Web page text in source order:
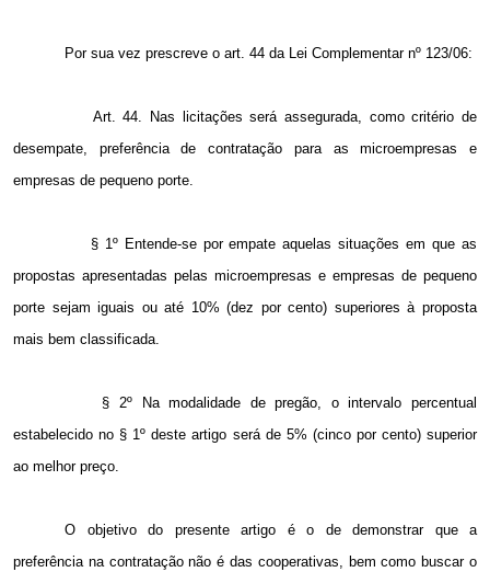
Por sua vez prescreve o art. 44 da Lei Complementar nº 123/06:
Art. 44. Nas licitações será assegurada, como critério de
desempate, preferência de contratação para as microempresas e
empresas de pequeno porte.
§ 1º Entende-se por empate aquelas situações em que as
propostas apresentadas pelas microempresas e empresas de pequeno
porte sejam iguais ou até 10% (dez por cento) superiores à proposta
mais bem classificada.
§ 2º Na modalidade de pregão, o intervalo percentual
estabelecido no § 1º deste artigo será de 5% (cinco por cento) superior
ao melhor preço.
O objetivo do presente artigo é o de demonstrar que a
preferência na contratação não é das cooperativas, bem como buscar o